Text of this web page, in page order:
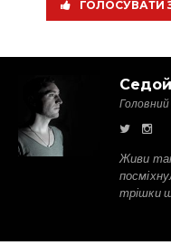
ГОЛОСУВАТИ
Живи
трішки